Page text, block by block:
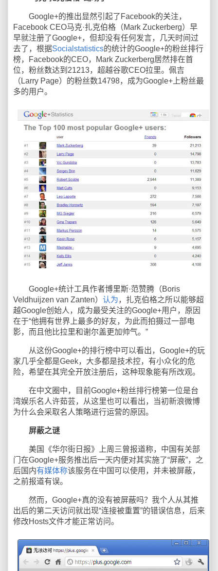
Google+的推出显然引起了Facebook的关注，
Facebook CEO马克·扎克伯格（Mark Zuckerberg）早
早就注册了Google+，但却没有任何发言，几天时间过
去了，根据Socialstatistics的统计的Google+的粉丝排行
榜，Facebook的CEO，Mark Zuckerberg居然排在首
位，粉丝数达到21213，超越谷歌CEO拉里。佩吉
（Larry Page）的粉丝数14798，成为Google+上粉丝最
多的用户。
Google+统计工具作者博里斯·范赞腾（Boris
Veldhuijzen van Zanten） 认为，扎克伯格之所以能够超
越Google创始人，成为最受关注的Google+用户，原因
在于“他拥有世界上最多的好友，为此而拍摄过一部电
影，而且他比拉里和谢尔盖更加帅气。”
从这份Google+的排行榜中可以看出，Google+的玩
家几乎全都是Geek，大多都是技术控，有小众化的危
险，希望在其完全开放注册后，这种现象能有所改观。
在中文圈中，目前Google+粉丝排行榜第一位是台
湾娱乐名人许茹芸，从这里也可以看出，当初新浪微博
为什么会采取名人策略进行运营的原因。
屏蔽之谜
美国《华尔街日报》上周三曾报道称，中国有关部
门在Google+服务推出后一天内便对其实施了“屏蔽”，之
后国内有媒体称该服务在中国可以使用，并未被屏蔽，
之前报道有误。
然而，Google+真的没有被屏蔽吗？我个人从其推
出后的第二天访问就出现“连接被重置”的错误信息，后来
修改Hosts文件才能正常访问。